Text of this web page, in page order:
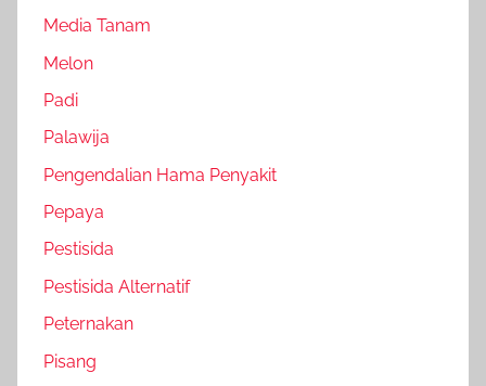
Media Tanam
Melon
Padi
Palawija
Pengendalian Hama Penyakit
Pepaya
Pestisida
Pestisida Alternatif
Peternakan
Pisang